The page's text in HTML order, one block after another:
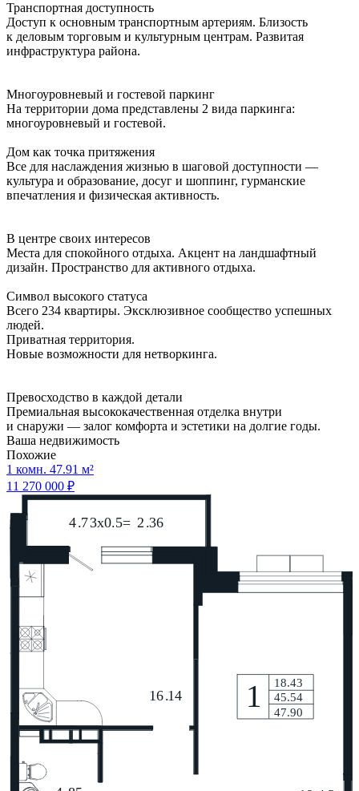
Транспортная доступность
Доступ к основным транспортным артериям. Близость
к деловым торговым и культурным центрам. Развитая
инфраструктура района.
Многоуровневый и гостевой паркинг
На территории дома представлены 2 вида паркинга:
многоуровневый и гостевой.
Дом как точка притяжения
Все для наслаждения жизнью в шаговой доступности —
культура и образование, досуг и шоппинг, гурманские
впечатления и физическая активность.
В центре своих интересов
Места для спокойного отдыха. Акцент на ландшафтный
дизайн. Пространство для активного отдыха.
Символ высокого статуса
Всего 234 квартиры. Эксклюзивное сообщество успешных
людей.
Приватная территория.
Новые возможности для нетворкинга.
Превосходство в каждой детали
Премиальная высококачественная отделка внутри
и снаружи — залог комфорта и эстетики на долгие годы.
Ваша недвижимость
Похожие
1 комн. 47.91 м²
11 270 000 ₽